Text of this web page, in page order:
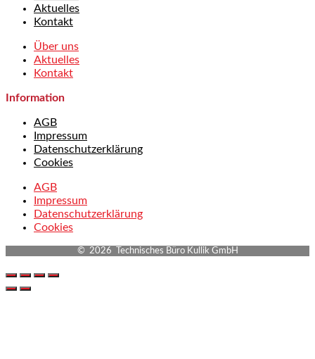
Aktuelles
Kontakt
Über uns
Aktuelles
Kontakt
Information
AGB
Impressum
Datenschutzerklärung
Cookies
AGB
Impressum
Datenschutzerklärung
Cookies
© 2026 Technisches Büro Kullik GmbH